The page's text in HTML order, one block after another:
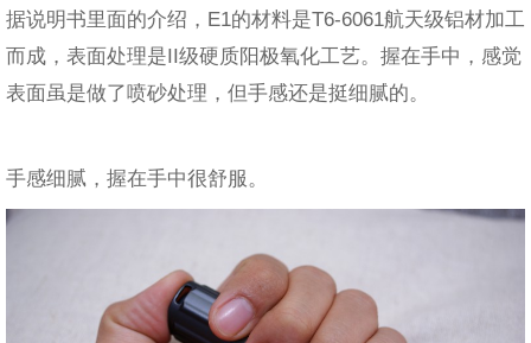
据说明书里面的介绍，E1的材料是T6-6061航天级铝材加工
而成，表面处理是II级硬质阳极氧化工艺。握在手中，感觉
表面虽是做了喷砂处理，但手感还是挺细腻的。
手感细腻，握在手中很舒服。